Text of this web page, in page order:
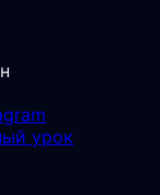
урок